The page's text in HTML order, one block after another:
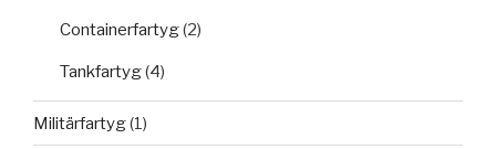
Containerfartyg(2)
Tankfartyg(4)
Militärfartyg(1)